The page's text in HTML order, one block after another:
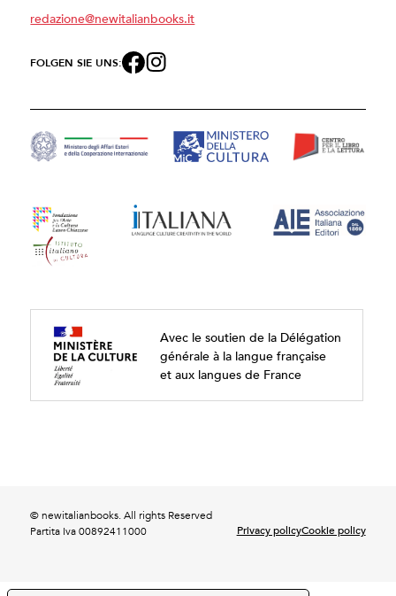
redazione@newitalianbooks.it
FOLGEN SIE UNS:
Avec le soutien de la Délégation
générale à la langue française
et aux langues de France
© newitalianbooks. All rights Reserved
Partita Iva 00892411000
Privacy policyCookie policy